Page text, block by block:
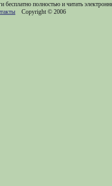
бесплатно полностью и читать
Copyright © 2006